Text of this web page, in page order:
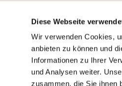
Diese Webseite
Wir verwenden Cookies,
anbieten zu können und
Informationen zu Ihrer
und Analysen weiter.
zusammen, die Sie ihnen
GmbH
des AWO
e.V.)